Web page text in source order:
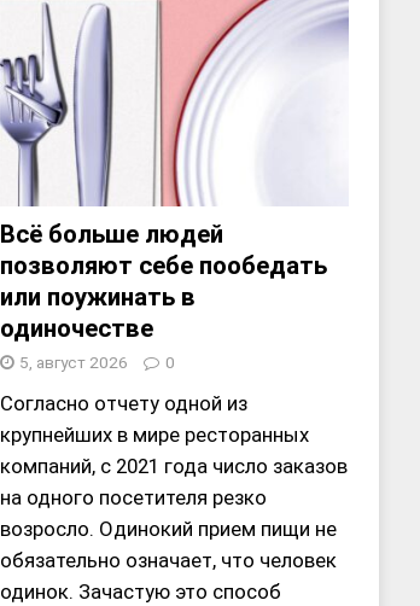
Всё больше людей
позволяют себе пообедать
или поужинать в
одиночестве
5, август 2026 0
Согласно отчету одной из
крупнейших в мире ресторанных
компаний, с 2021 года число заказов
на одного посетителя резко
возросло. Одинокий прием пищи не
обязательно означает, что человек
одинок. Зачастую это способ